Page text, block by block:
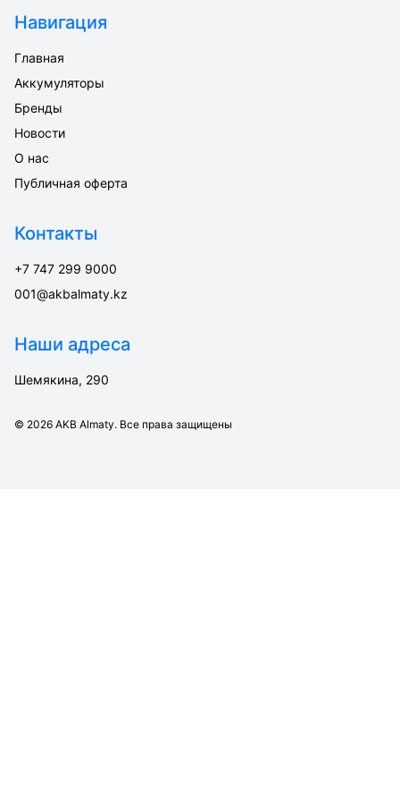
Навигация
Главная
Аккумуляторы
Бренды
Новости
О нас
Публичная оферта
Контакты
+7 747 299 9000
001@akbalmaty.kz
Наши адреса
Шемякина, 290
© 2026 AKB Almaty. Все права защищены